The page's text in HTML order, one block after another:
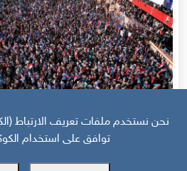
نحن نستخدم ملفات تعريف الارتباط
توافق على استخدام